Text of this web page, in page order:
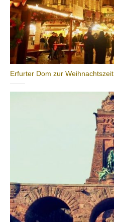
Erfurter Dom zur Weihnachtszeit